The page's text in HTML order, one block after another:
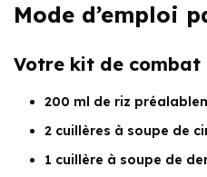
Mode d’emploi
Votre kit de combat
200 ml de riz
2 cuillères à soupe de
1 cuillère à soupe de